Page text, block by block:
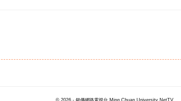
© 2026 - 銘傳網路電視台 Ming Chuan University NetTV